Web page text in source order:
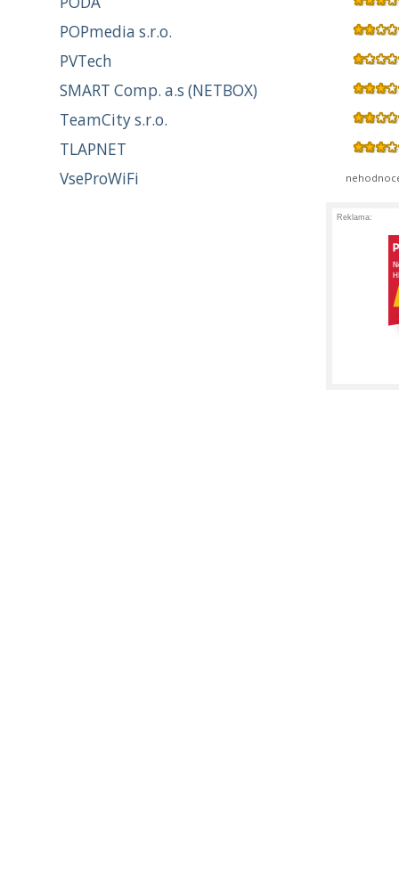
POPmedia s.r.o.
PVTech
SMART Comp. a.s (NETBOX)
TeamCity s.r.o.
TLAPNET
VseProWiFi
Reklama: